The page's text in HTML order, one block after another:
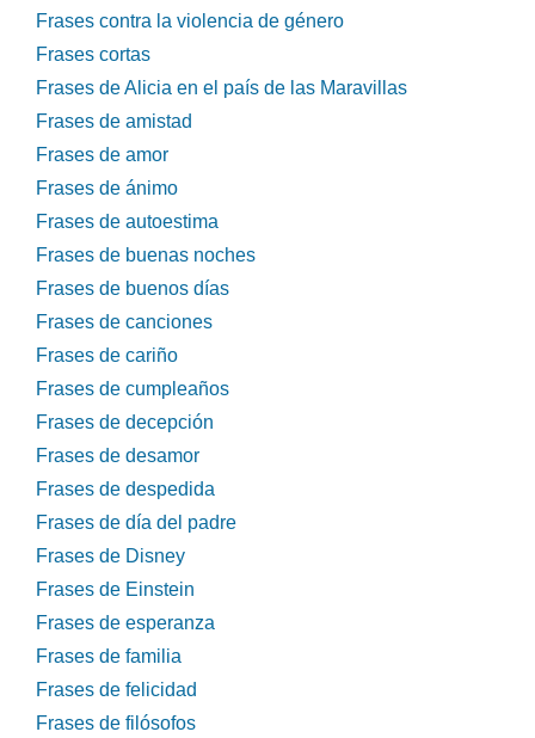
Frases contra la violencia de género
Frases cortas
Frases de Alicia en el país de las Maravillas
Frases de amistad
Frases de amor
Frases de ánimo
Frases de autoestima
Frases de buenas noches
Frases de buenos días
Frases de canciones
Frases de cariño
Frases de cumpleaños
Frases de decepción
Frases de desamor
Frases de despedida
Frases de día del padre
Frases de Disney
Frases de Einstein
Frases de esperanza
Frases de familia
Frases de felicidad
Frases de filósofos